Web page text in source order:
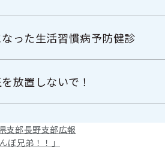
った生活習慣病予防健診
放置しないで！
支部長野支部広報
ぽ兄弟！！」